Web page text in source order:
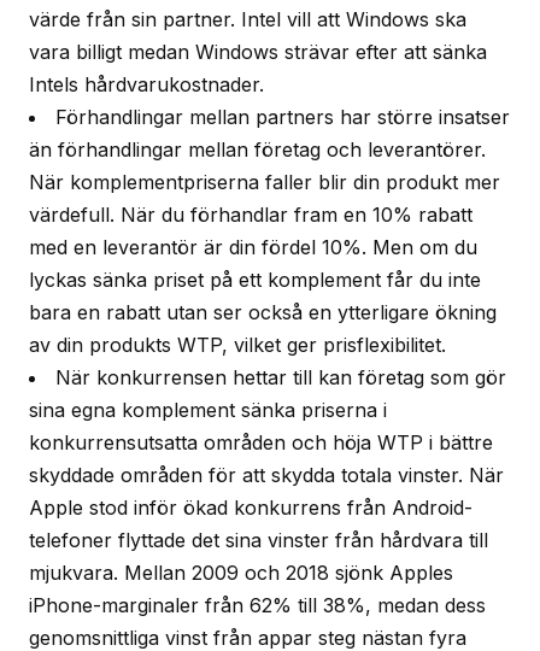
värde från sin partner. Intel vill att Windows ska
vara billigt medan Windows strävar efter att sänka
Intels hårdvarukostnader.
Förhandlingar mellan partners har större insatser
än förhandlingar mellan företag och leverantörer.
När komplementpriserna faller blir din produkt mer
värdefull. När du förhandlar fram en 10% rabatt
med en leverantör är din fördel 10%. Men om du
lyckas sänka priset på ett komplement får du inte
bara en rabatt utan ser också en ytterligare ökning
av din produkts WTP, vilket ger prisflexibilitet.
När konkurrensen hettar till kan företag som gör
sina egna komplement sänka priserna i
konkurrensutsatta områden och höja WTP i bättre
skyddade områden för att skydda totala vinster. När
Apple stod inför ökad konkurrens från Android-
telefoner flyttade det sina vinster från hårdvara till
mjukvara. Mellan 2009 och 2018 sjönk Apples
iPhone-marginaler från 62% till 38%, medan dess
genomsnittliga vinst från appar steg nästan fyra